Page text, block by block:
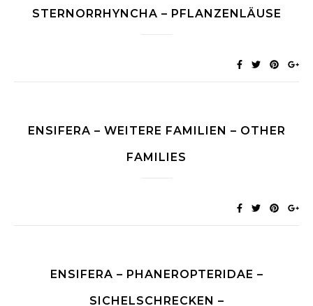
STERNORRHYNCHA – PFLANZENLÄUSE
ENSIFERA – WEITERE FAMILIEN – OTHER
FAMILIES
ENSIFERA – PHANEROPTERIDAE –
SICHELSCHRECKEN –